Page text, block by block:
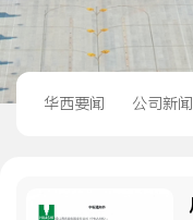
华西要闻 公司新闻